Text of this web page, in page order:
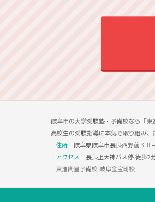
岐阜市の大学受験塾・予備校なら「東
高校生の受験指導に本気で取り組み、
住所 岐阜県岐阜市長良西野前３８−
アクセス 長良上天神バス停 徒歩2
東進衛星予備校 岐阜金宝町校